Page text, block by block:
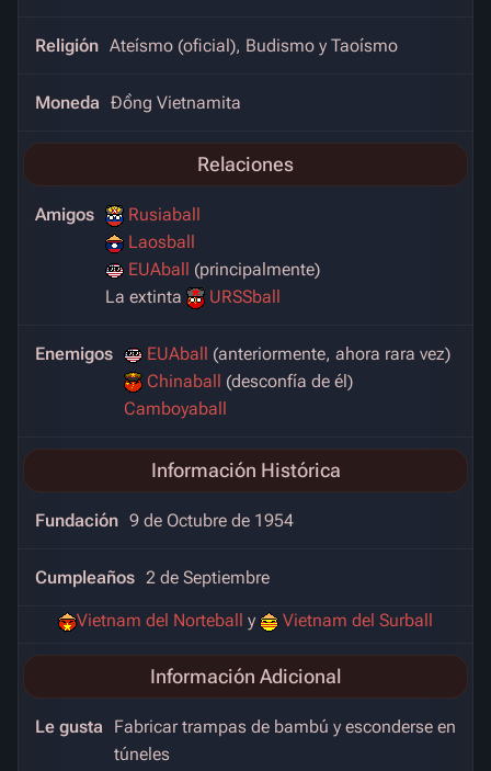
Religión Ateísmo (oficial), Budismo y Taoísmo
Moneda Đồng Vietnamita
Relaciones
Amigos
Rusiaball
Laosball
EUAball (principalmente)
La extinta
URSSball
Enemigos EUAball (anteriormente, ahora rara vez)
Chinaball (desconfía de él)
Camboyaball
Información Histórica
Fundación 9 de Octubre de 1954
Cumpleaños 2 de Septiembre
Vietnam del Norteball y Vietnam del Surball
Información Adicional
Le gusta Fabricar trampas de bambú y esconderse en
túneles